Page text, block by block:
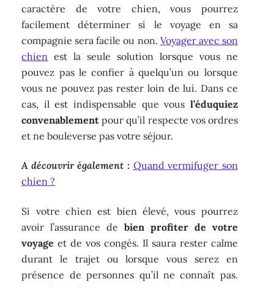
caractère de votre chien, vous pourrez
facilement déterminer si le voyage en sa
compagnie sera facile ou non. Voyager avec son
chien est la seule solution lorsque vous ne
pouvez pas le confier à quelqu’un ou lorsque
vous ne pouvez pas rester loin de lui. Dans ce
cas, il est indispensable que vous l’éduquiez
convenablement pour qu’il respecte vos ordres
et ne bouleverse pas votre séjour.
A découvrir également : Quand vermifuger son
chien ?
Si votre chien est bien élevé, vous pourrez
avoir l’assurance de bien profiter de votre
voyage et de vos congés. Il saura rester calme
durant le trajet ou lorsque vous serez en
présence de personnes qu’il ne connaît pas.